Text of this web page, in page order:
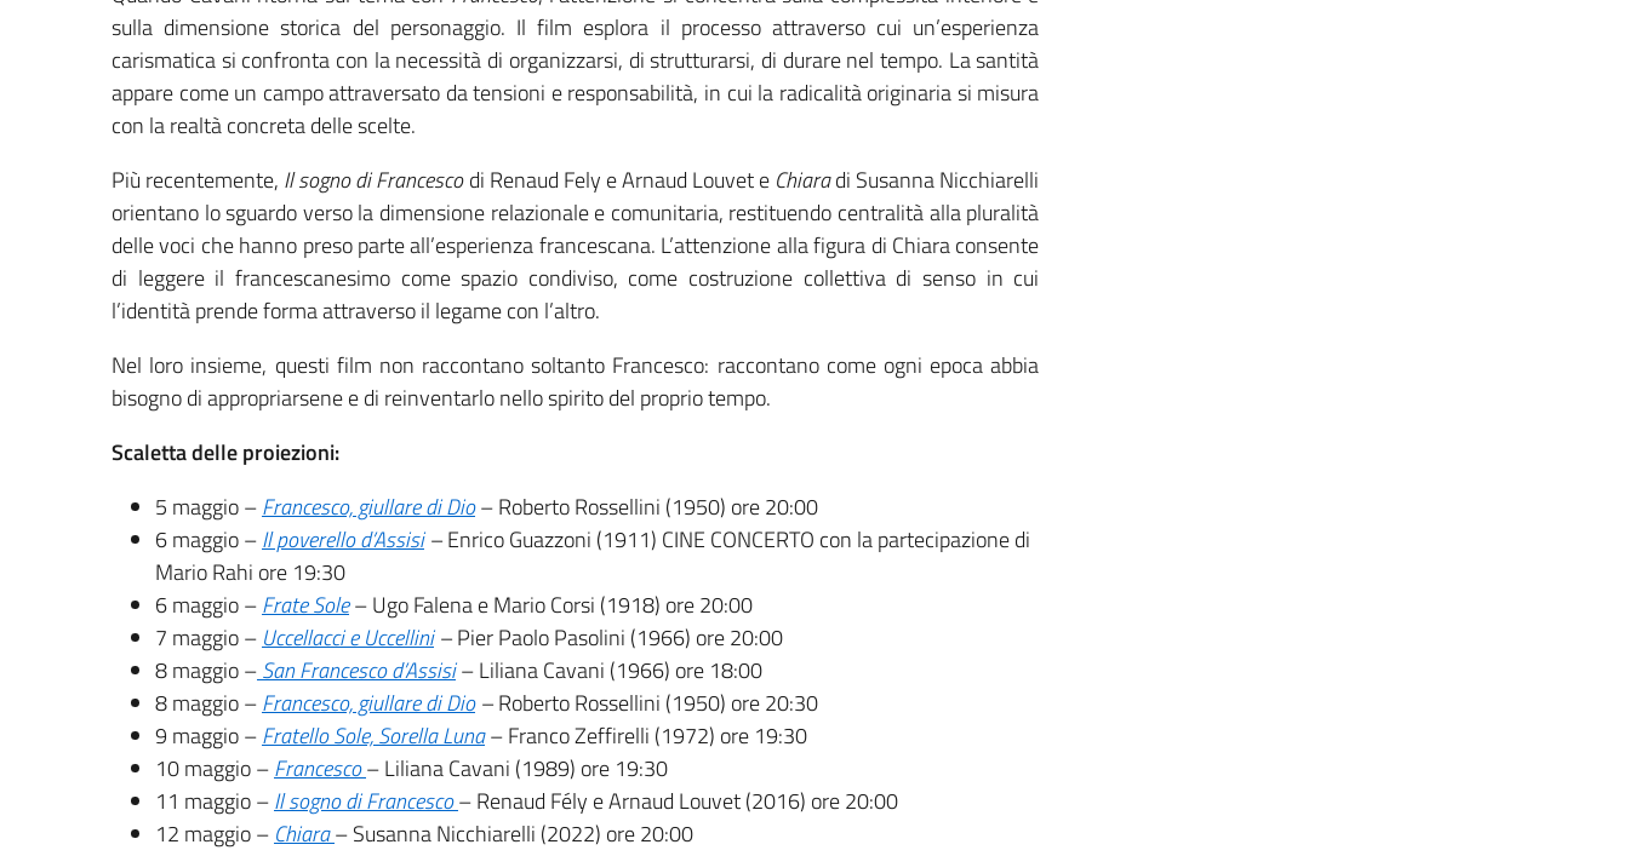
sulla dimensione storica del personaggio. Il film esplora il processo attraverso cui un’esperienza
carismatica si confronta con la necessità di organizzarsi, di strutturarsi, di durare nel tempo. La santità
appare come un campo attraversato da tensioni e responsabilità, in cui la radicalità originaria si misura
con la realtà concreta delle scelte.
Più recentemente, Il sogno di Francescodi Renaud Fely e Arnaud Louvet e Chiaradi Susanna Nicchiarelli
orientano lo sguardo verso la dimensione relazionale e comunitaria, restituendo centralità alla pluralità
delle voci che hanno preso parte all’esperienza francescana. L’attenzione alla figura di Chiara consente
di leggere il francescanesimo come spazio condiviso, come costruzione collettiva di senso in cui
l’identità prende forma attraverso il legame con l’altro.
Nel loro insieme, questi film non raccontano soltanto Francesco: raccontano come ogni epoca abbia
bisogno di appropriarsene e di reinventarlo nello spirito del proprio tempo.
Scaletta delle proiezioni:
5 maggio –Francesco, giullare di Dio– Roberto Rossellini (1950) ore 20:00
6 maggio –Il poverello d’Assisi–Enrico Guazzoni (1911) CINE CONCERTO con la partecipazione di
Mario Rahi ore 19:30
6 maggio –Frate Sole– Ugo Falena e Mario Corsi (1918) ore 20:00
7 maggio –Uccellacci e Uccellini–Pier Paolo Pasolini (1966) ore 20:00
8 maggio –San Francesco d’Assisi– Liliana Cavani (1966) ore 18:00
8 maggio –Francesco, giullare di Dio–Roberto Rossellini (1950) ore 20:30
9 maggio –Fratello Sole, Sorella Luna– Franco Zeffirelli (1972) ore 19:30
10 maggio –Francesco– Liliana Cavani (1989) ore 19:30
11 maggio –Il sogno di Francesco– Renaud Fély e Arnaud Louvet (2016) ore 20:00
12 maggio –Chiara– Susanna Nicchiarelli (2022) ore 20:00